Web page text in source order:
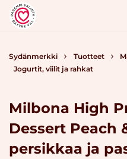
Sydänmerkki Tuotteet
Jogurtit, viilit ja rahkat
Milbona High
Dessert Peach
persikkaa ja